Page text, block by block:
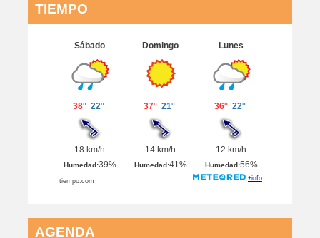
TIEMPO
AGENDA